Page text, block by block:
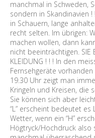
manchmal in Schweden,
sondern in Skandinavien
in Schauern, lange
recht selten. Im übrigen:
machen wollen, dann
nicht beeinträchtigen. SIE
KLEIDUNG ! ! ! In den
Fernsehgeräte
19.30 Uhr zeigt man
Kringeln und Kreisen, die
Sie können sich aber
“L” erscheint bedeutet
Wetter, wenn ein “H”
Högtryck/Hochdruck also